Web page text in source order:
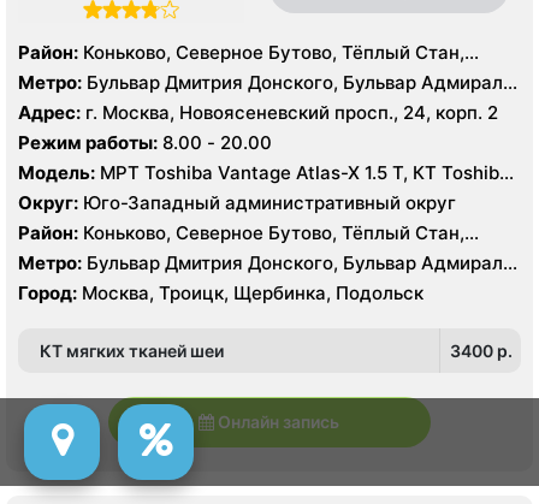
Район: Коньково, Северное Бутово, Тёплый Стан,
Южное Бутово, Ясенево
Метро: Бульвар Дмитрия Донского, Бульвар Адмирала
Ушакова, Битцевский парк , Беляево, Аннино ,
Лесопарковая, Новоясеневская, Теплый Стан, Улица
Академика Янгеля, Улица Горчакова, Улица
Скобелевская, Улица Старокачаловская, Ясенево,
Коммунарка, Ольховая, Прокшино, Филатов Луг
Адрес: г. Москва, Новоясеневский просп., 24, корп. 2
Режим работы: 8.00 - 20.00
Модель: МРТ Toshiba Vantage Atlas-X 1.5 Т, КТ Toshiba
AQUILION RXL 16 срезов, УЗИ
Округ: Юго-Западный административный округ
Район: Коньково, Северное Бутово, Тёплый Стан,
Южное Бутово, Ясенево
Метро: Бульвар Дмитрия Донского, Бульвар Адмирала
Ушакова, Битцевский парк , Беляево, Аннино ,
Лесопарковая, Новоясеневская, Теплый Стан, Улица
Скобелевская, Улица Старокачаловская, Ясенево,
Коммунарка, Ольховая, Прокшино, Филатов Луг
Город: Москва, Троицк, Щербинка, Подольск
КТ мягких тканей шеи 3400 p.
Онлайн запись